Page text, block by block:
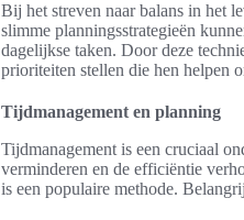
Bij het streven naar balans in het
slimme planningsstrategieën
dagelijkse taken. Door deze
prioriteiten stellen die hen helpen
Tijdmanagement en planning
Tijdmanagement is een cruciaal
verminderen en de efficiëntie
is een populaire methode.